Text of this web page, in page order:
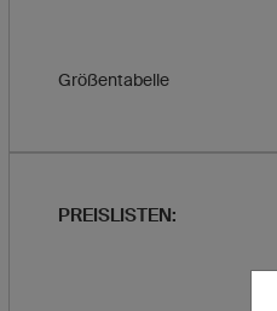
Größentabelle
PREISLISTEN: